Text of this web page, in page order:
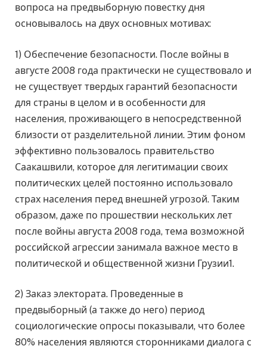
вопроса на предвыборную повестку дня
основывалось на двух основных мотивах:
1) Обеспечение безопасности. После войны в
августе 2008 года практически не существовало и
не существует твердых гарантий безопасности
для страны в целом и в особенности для
населения, проживающего в непосредственной
близости от разделительной линии. Этим фоном
эффективно пользовалось правительство
Саакашвили, которое для легитимации своих
политических целей постоянно использовало
страх населения перед внешней угрозой. Таким
образом, даже по прошествии нескольких лет
после войны августа 2008 года, тема возможной
российской агрессии занимала важное место в
политической и общественной жизни Грузии1.
2) Заказ электората. Проведенные в
предвыборный (а также до него) период
социологические опросы показывали, что более
80% населения являются сторонниками диалога с